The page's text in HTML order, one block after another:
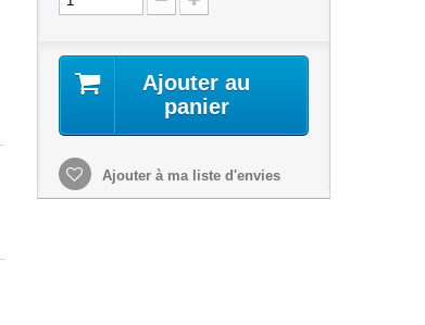
Ajouter au
panier
Ajouter à ma liste d'envies